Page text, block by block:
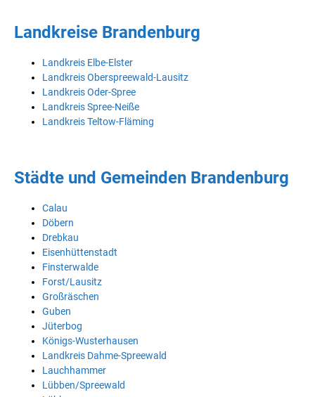
Landkreise Brandenburg
Landkreis Elbe-Elster
Landkreis Oberspreewald-Lausitz
Landkreis Oder-Spree
Landkreis Spree-Neiße
Landkreis Teltow-Fläming
Städte und Gemeinden Brandenburg
Calau
Döbern
Drebkau
Eisenhüttenstadt
Finsterwalde
Forst/Lausitz
Großräschen
Guben
Jüterbog
Königs-Wusterhausen
Landkreis Dahme-Spreewald
Lauchhammer
Lübben/Spreewald